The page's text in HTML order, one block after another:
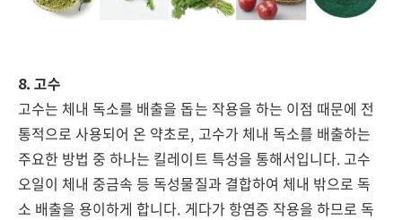
8. 고수
고수는 체내 독소를 배출을 돕는 작용을 하는 이점 때문에 전
통적으로 사용되어 온 약초로, 고수가 체내 독소를 배출하는
주요한 방법 중 하나는 킬레이트 특성을 통해서입니다. 고수
오일이 체내 중금속 등 독성물질과 결합하여 체내 밖으로 독
소 배출을 용이하게 합니다. 게다가 항염증 작용을 하므로 독